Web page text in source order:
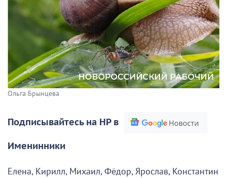
Ольга Брынцева
Подписывайтесь на НР в
Именинники
Елена, Кирилл, Михаил, Фёдор, Ярослав, Константин